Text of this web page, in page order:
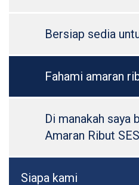
Bersiap sedia
Fahami amaran
Di manakah saya
Amaran Ribut
Siapa kami